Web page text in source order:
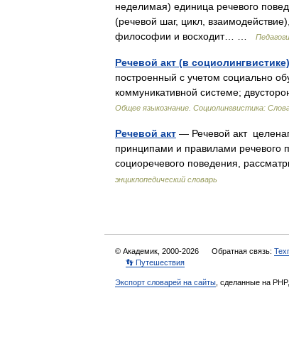
неделимая) единица речевого
(речевой шаг, цикл,
философии и восходит… …
Речевой акт (в социолингвистике)
построенный с учетом социально
коммуникативной системе;
Общее языкознание. Социолингвистика:
Речевой акт — Речевой акт
принципами и правилами речевого
социоречевого поведения,
энциклопедический словарь
© Академик, 2000-2026 Обратная связь:
👣 Путешествия
Экспорт словарей на сайты , сделанные на PHP,